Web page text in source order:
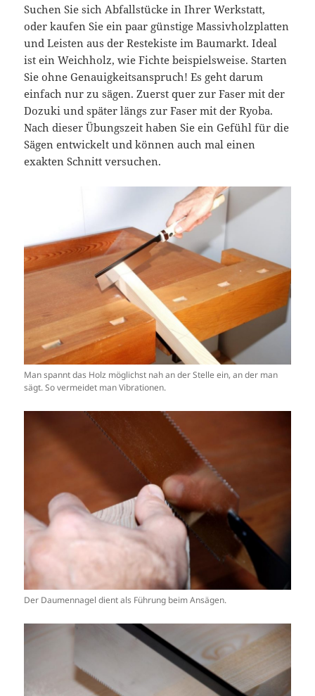
Suchen Sie sich Abfallstücke in Ihrer Werkstatt,
oder kaufen Sie ein paar günstige Massivholzplatten
und Leisten aus der Restekiste im Baumarkt. Ideal
ist ein Weichholz, wie Fichte beispielsweise. Starten
Sie ohne Genauigkeitsanspruch! Es geht darum
einfach nur zu sägen. Zuerst quer zur Faser mit der
Dozuki und später längs zur Faser mit der Ryoba.
Nach dieser Übungszeit haben Sie ein Gefühl für die
Sägen entwickelt und können auch mal einen
exakten Schnitt versuchen.
Man spannt das Holz möglichst nah an der Stelle ein, an der man
sägt. So vermeidet man Vibrationen.
Der Daumennagel dient als Führung beim Ansägen.